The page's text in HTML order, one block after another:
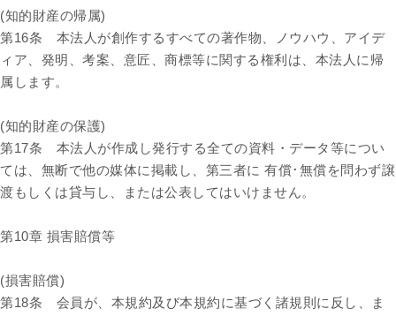
(知的財産の帰属)
第16条 本法人が創作するすべての著作物、ノウハウ、アイデ
ィア、発明、考案、意匠、商標等に関する権利は、本法人に帰
属します。
(知的財産の保護)
第17条 本法人が作成し発行する全ての資料・データ等につい
ては、無断で他の媒体に掲載し、第三者に 有償･無償を問わず譲
渡もしくは貸与し、または公表してはいけません。
第10章 損害賠償等
(損害賠償)
第18条 会員が、本規約及び本規約に基づく諸規則に反し、ま